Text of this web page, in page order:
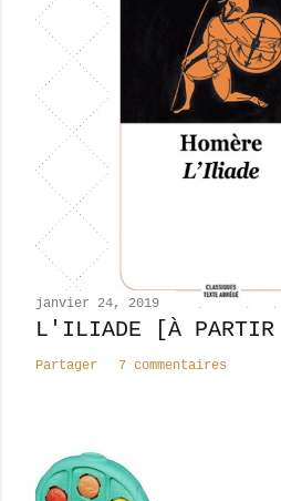
t
r
c
m
n
t
i
janvier 24, 2019
L'ILIADE [À PARTIR
Partager 7 commentaires